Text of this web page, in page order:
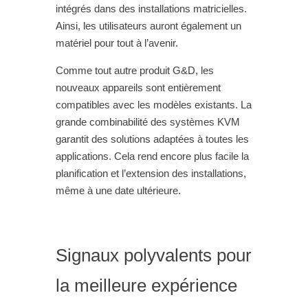
intégrés dans des installations matricielles.
Ainsi, les utilisateurs auront également un
matériel pour tout à l’avenir.
Comme tout autre produit G&D, les
nouveaux appareils sont entièrement
compatibles avec les modèles existants. La
grande combinabilité des systèmes KVM
garantit des solutions adaptées à toutes les
applications. Cela rend encore plus facile la
planification et l’extension des installations,
même à une date ultérieure.
Signaux polyvalents pour
la meilleure expérience